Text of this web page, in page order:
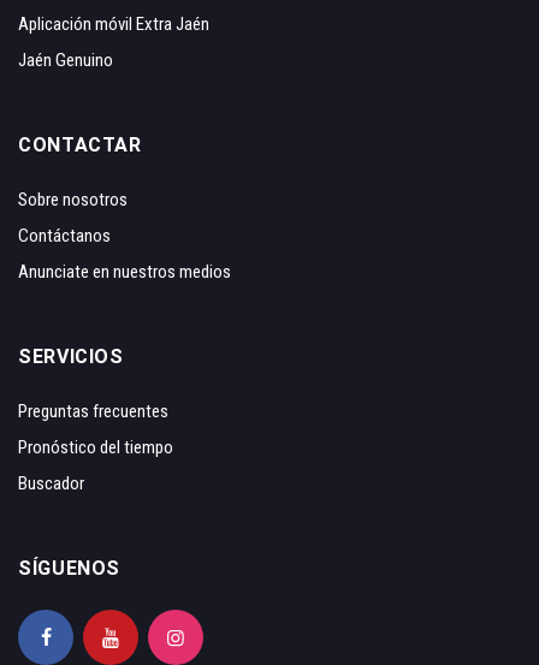
Aplicación móvil Extra Jaén
Jaén Genuino
CONTACTAR
Sobre nosotros
Contáctanos
Anunciate en nuestros medios
SERVICIOS
Preguntas frecuentes
Pronóstico del tiempo
Buscador
SÍGUENOS